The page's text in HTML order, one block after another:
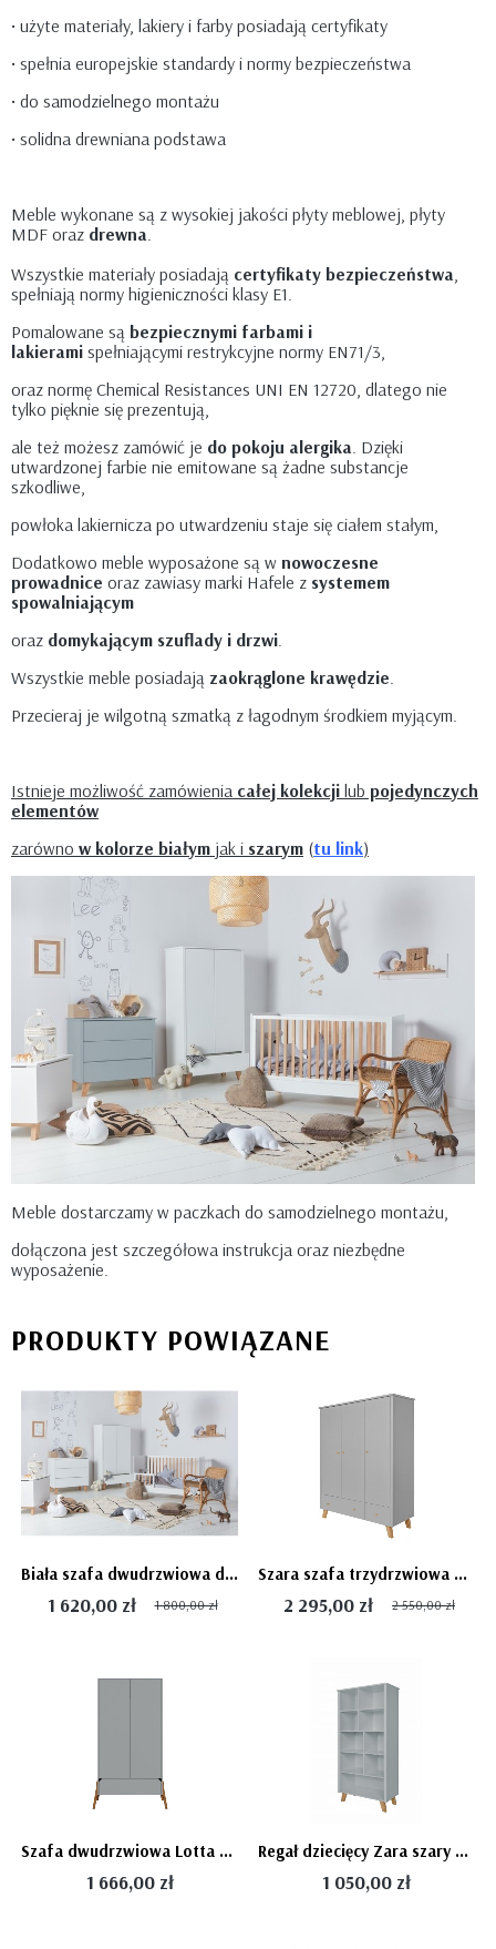
• użyte materiały, lakiery i farby posiadają certyfikaty
• spełnia europejskie standardy i normy bezpieczeństwa
• do samodzielnego montażu
• solidna drewniana podstawa
Meble wykonane są z wysokiej jakości płyty meblowej, płyty
MDF oraz drewna
Wszystkie materiały posiadają certyfikaty bezpieczeństwa
spełniają normy higieniczności klasy E1.
Pomalowane są bezpiecznymi farbami i
lakierami spełniającymi restrykcyjne normy EN71/3,
oraz normę Chemical Resistances UNI EN 12720, dlatego nie
tylko pięknie się prezentują,
ale też możesz zamówić je do pokoju alergika . Dzięki
utwardzonej farbie nie emitowane są żadne substancje
szkodliwe,
powłoka lakiernicza po utwardzeniu staje się ciałem stałym,
Dodatkowo meble wyposażone są w nowoczesne
prowadnice oraz zawiasy marki Hafele z systemem
spowalniającym
oraz domykającym szuflady i drzwi
Wszystkie meble posiadają zaokrąglone krawędzie
Przecieraj je wilgotną szmatką z łagodnym środkiem myjącym.
Istnieje możliwość zamówienia całej kolekcji lub pojedynczych
elementów
zarówno w kolorze białym jak i szarym (tu link)
Meble dostarczamy w paczkach do samodzielnego montażu,
dołączona jest szczegółowa instrukcja oraz niezbędne
wyposażenie.
PRODUKTY POWIĄZANE
Biała szafa dwudrzwiowa dziecięca w stylu skandynawskim Zara, Novelies
1 620,00 zł 1 800,00 zł
Szara szafa trzydrzwiowa do pokoju nastolatka Zara z szufladami, Novelies
2 295,00 zł 2 550,00 zł
Szafa dwudrzwiowa Lotta Gray szara - Bellamy
1 666,00 zł
Regał dziecięcy Zara szary na dębowych nogach, otwarte półki biblioteczka Novelies
1 050,00 zł